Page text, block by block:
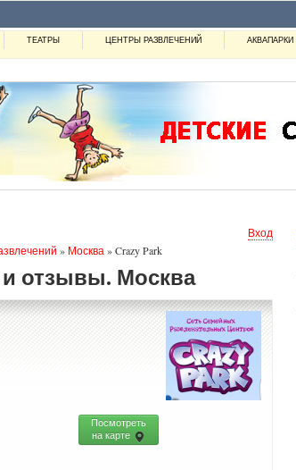
ТЕАТРЫ ЦЕНТРЫ РАЗВЛЕЧЕНИЙ АКВАПАРКИ
Вход
» Москва »Crazy Park
отзывы. Москва
Посмотреть
на карте